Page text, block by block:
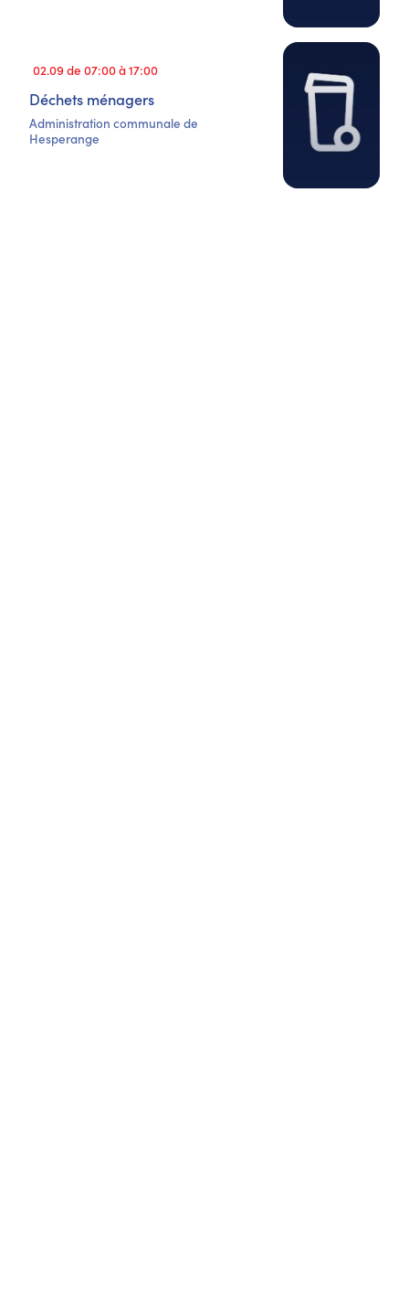
02.09 de 07:00 à 17:00
Déchets ménagers
Administration communale de
Hesperange